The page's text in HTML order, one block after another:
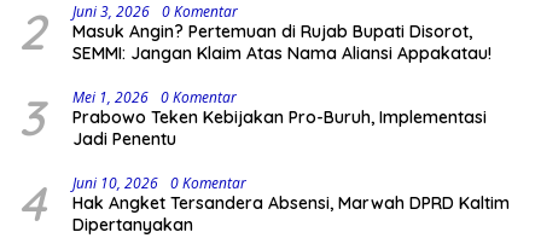
2 Juni 3, 2026 0 Komentar
Masuk Angin? Pertemuan di Rujab Bupati Disorot,
SEMMI: Jangan Klaim Atas Nama Aliansi Appakatau!
3 Mei 1, 2026 0 Komentar
Prabowo Teken Kebijakan Pro-Buruh, Implementasi
Jadi Penentu
4 Juni 10, 2026 0 Komentar
Hak Angket Tersandera Absensi, Marwah DPRD Kaltim
Dipertanyakan